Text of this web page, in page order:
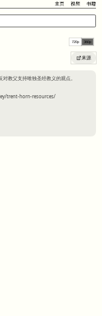
主页 视频 书籍
720p 360p
来源
教父支持唯独圣经教义的观点。
trent-horn-resources/